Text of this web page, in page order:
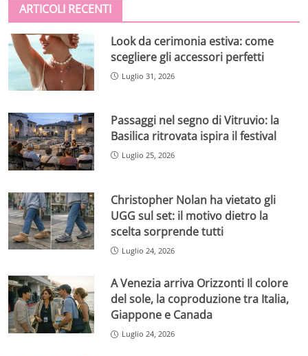
ARTICOLI RECENTI
Look da cerimonia estiva: come
scegliere gli accessori perfetti
Luglio 31, 2026
Passaggi nel segno di Vitruvio: la
Basilica ritrovata ispira il festival
Luglio 25, 2026
Christopher Nolan ha vietato gli
UGG sul set: il motivo dietro la
scelta sorprende tutti
Luglio 24, 2026
A Venezia arriva Orizzonti Il colore
del sole, la coproduzione tra Italia,
Giappone e Canada
Luglio 24, 2026